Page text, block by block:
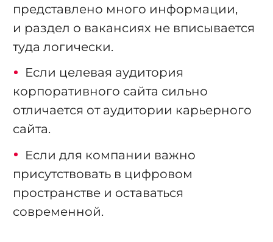
представлено много информации,
и раздел о вакансиях не вписывается
туда логически.
Если целевая аудитория
корпоративного сайта сильно
отличается от аудитории карьерного
сайта.
Если для компании важно
присутствовать в цифровом
пространстве и оставаться
современной.